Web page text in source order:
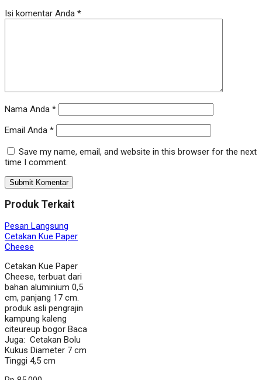
Isi komentar Anda *
Nama Anda *
Email Anda *
Save my name, email, and website in this browser for the next
time I comment.
Produk Terkait
Pesan Langsung
Cetakan Kue Paper
Cheese
Cetakan Kue Paper
Cheese, terbuat dari
bahan aluminium 0,5
cm, panjang 17 cm.
produk asli pengrajin
kampung kaleng
citeureup bogor Baca
Juga: Cetakan Bolu
Kukus Diameter 7 cm
Tinggi 4,5 cm